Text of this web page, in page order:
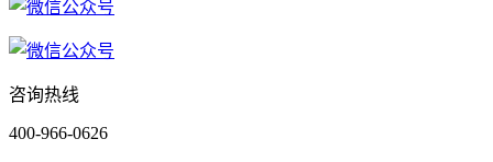
咨询热线
400-966-0626